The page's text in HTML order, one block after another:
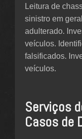
Leitura de
sinistro em
adulterado.
veículos.
falsificados.
veículos.
Serviços
Casos de